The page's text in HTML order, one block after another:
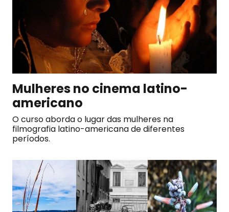
Mulheres no cinema latino-
americano
O curso aborda o lugar das mulheres na
filmografia latino-americana de diferentes
períodos.